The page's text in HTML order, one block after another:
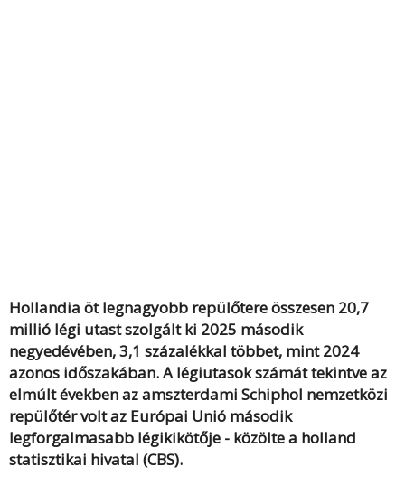
Hollandia öt legnagyobb repülőtere összesen 20,7
millió légi utast szolgált ki 2025 második
negyedévében, 3,1 százalékkal többet, mint 2024
azonos időszakában. A légiutasok számát tekintve az
elmúlt években az amszterdami Schiphol nemzetközi
repülőtér volt az Európai Unió második
legforgalmasabb légikikötője - közölte a holland
statisztikai hivatal (CBS).